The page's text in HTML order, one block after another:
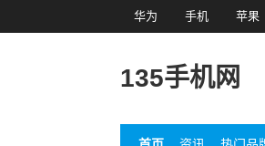
华为 手机 苹果
135手机网